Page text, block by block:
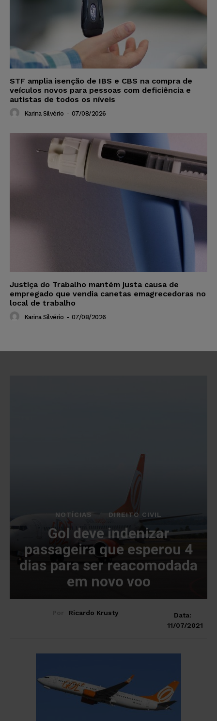
STF amplia isenção de IBS e CBS na compra de
veículos novos para pessoas com deficiência e
autistas de todos os níveis
Karina Silvério - 07/08/2026
Justiça do Trabalho mantém justa causa de
empregado que vendia canetas emagrecedoras no
local de trabalho
Karina Silvério - 07/08/2026